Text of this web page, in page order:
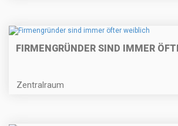
FIRMENGRÜNDER SIND IMMER
Zentralraum